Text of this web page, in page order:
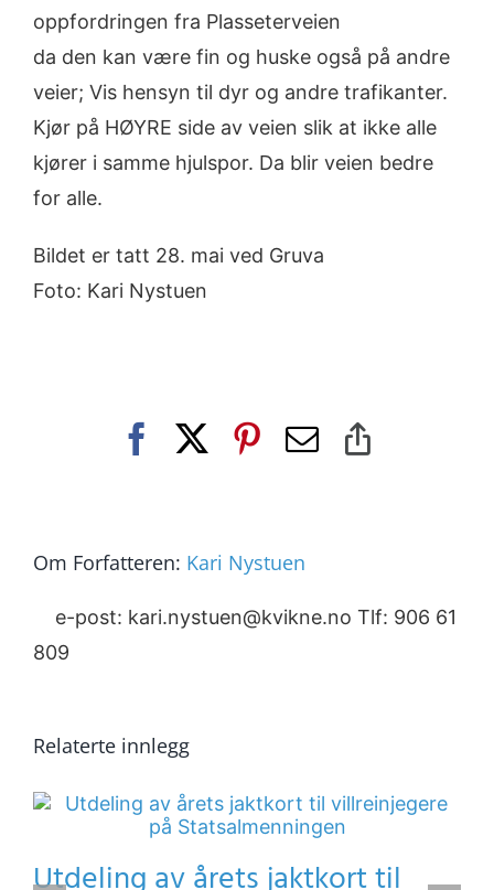
oppfordringen fra Plasseterveien
da den kan være fin og huske også på andre
veier; Vis hensyn til dyr og andre trafikanter.
Kjør på HØYRE side av veien slik at ikke alle
kjører i samme hjulspor. Da blir veien bedre
for alle.
Bildet er tatt 28. mai ved Gruva
Foto: Kari Nystuen
Facebook Pinterest
E-
Om Forfatteren: Kari Nystuen
e-post: kari.nystuen@kvikne.no Tlf: 906 61
809
Relaterte innlegg
Utdeling av årets jaktkort til